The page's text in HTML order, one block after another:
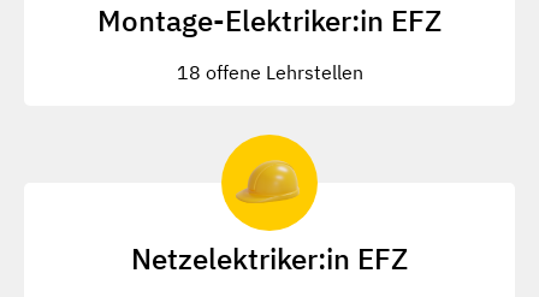
Montage-Elektriker:in EFZ
18 offene Lehrstellen
Netzelektriker:in EFZ